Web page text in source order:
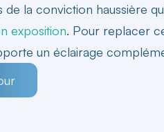
de la conviction haussière
exposition. Pour replacer
un éclairage